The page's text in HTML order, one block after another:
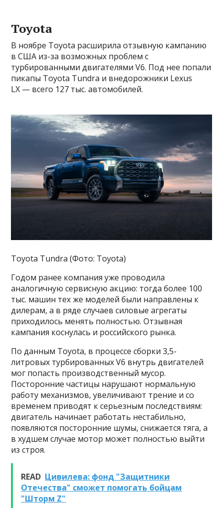
Toyota
В ноябре Toyota расширила отзывную кампанию
в США из-за возможных проблем с
турбированными двигателями V6. Под нее попали
пикапы Toyota Tundra и внедорожники Lexus
LX — всего 127 тыс. автомобилей.
Toyota Tundra (Фото: Toyota)
Годом ранее компания уже проводила
аналогичную сервисную акцию: тогда более 100
тыс. машин тех же моделей были направлены к
дилерам, а в ряде случаев силовые агрегаты
приходилось менять полностью. Отзывная
кампания коснулась и российского рынка.
По данным Toyota, в процессе сборки 3,5-
литровых турбированных V6 внутрь двигателей
мог попасть производственный мусор.
Посторонние частицы нарушают нормальную
работу механизмов, увеличивают трение и со
временем приводят к серьезным последствиям:
двигатель начинает работать нестабильно,
появляются посторонние шумы, снижается тяга, а
в худшем случае мотор может полностью выйти
из строя.
READ Цивилева: фонд "Защитники
Отечества" сможет помогать бойцам
"Шторм Z"